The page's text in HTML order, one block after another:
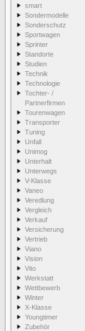
smart
Sondermodelle
Sonderschutz
Sportwagen
Sprinter
Standorte
Studien
Technik
Technologie
Tochter- /
Partnerfirmen
Tourenwagen
Transporter
Tuning
Unfall
Unimog
Unterhalt
Unterwegs
V-Klasse
Vaneo
Veredlung
Vergleich
Verkauf
Versicherung
Vertrieb
Viano
Vision
Vito
Werkstatt
Wettbewerb
Winter
X-Klasse
Youngtimer
Zubehör